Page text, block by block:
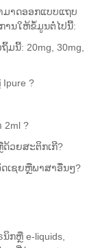
ມາດອອກແບບແຖບ
ານໃຫ້ຂໍ້ມູນຕໍ່ໄປນີ້:
ມ​ນີ້: 20mg, 30mg,
Ipure ?
2ml ?
ວຍສະຕິກເກີ?
ດເຊຍຫຼືພາສາອື່ນໆ?
ກຫຼື e-liquids,